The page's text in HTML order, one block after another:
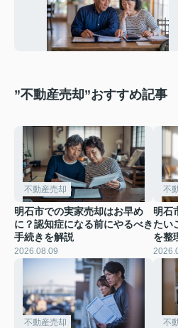
”不動産売却”おすすめ記事
不動産売却
明石市での実家売却はお早め
に？認知症になる前にやるべき
手続きを解説
2026.08.09
不
明石
たい
を整
不動産売却 不